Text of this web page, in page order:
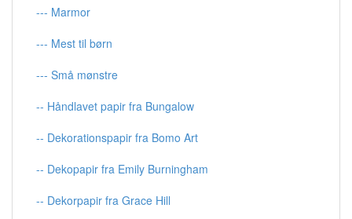
--- Marmor
--- Mest til børn
--- Små mønstre
-- Håndlavet papir fra Bungalow
-- Dekorationspapir fra Bomo Art
-- Dekopapir fra Emily Burningham
-- Dekorpapir fra Grace Hill